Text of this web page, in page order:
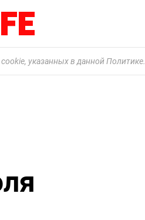
указанных в данной Политике.